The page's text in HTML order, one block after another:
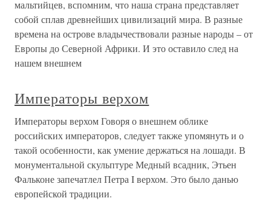
мальтийцев, вспомним, что наша страна представляет
собой сплав древнейших цивилизаций мира. В разные
времена на острове владычествовали разные народы – от
Европы до Северной Африки. И это оставило след на
нашем внешнем
Императоры верхом
Императоры верхом Говоря о внешнем облике
российских императоров, следует также упомянуть и о
такой особенности, как умение держаться на лошади. В
монументальной скульптуре Медный всадник, Этьен
Фальконе запечатлел Петра I верхом. Это было данью
европейской традиции.